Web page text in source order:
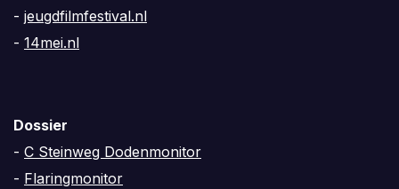
- jeugdfilmfestival.nl
- 14mei.nl
Dossier
- C Steinweg Dodenmonitor
- Flaringmonitor